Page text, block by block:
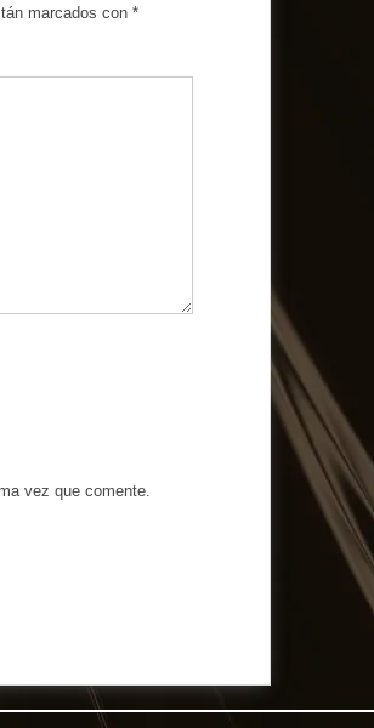
marcados con*
vez que comente.